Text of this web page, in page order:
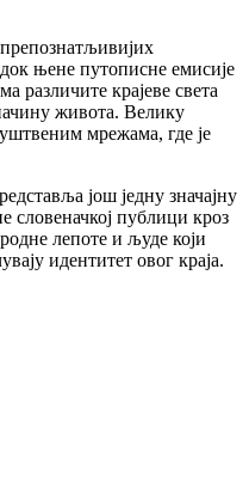
њене путописне емисије
различите крајеве света
живота. Велику
мрежама, где је
још једну значајну
словеначкој публици кроз
лепоте и људе који
идентитет овог краја.